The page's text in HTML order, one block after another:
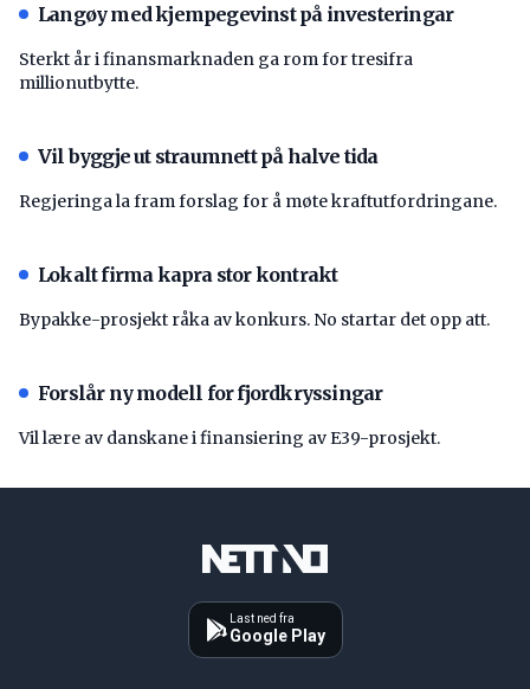
Langøy med kjempegevinst på investeringar
Sterkt år i finansmarknaden ga rom for tresifra
millionutbytte.
Vil byggje ut straumnett på halve tida
Regjeringa la fram forslag for å møte kraftutfordringane.
Lokalt firma kapra stor kontrakt
Bypakke-prosjekt råka av konkurs. No startar det opp att.
Forslår ny modell for fjordkryssingar
Vil lære av danskane i finansiering av E39-prosjekt.
Last ned fra
Google Play